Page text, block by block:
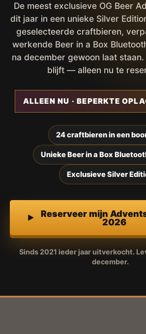
De meest exclusieve OG Beer
dit jaar in een unieke Silver
geselecteerde craftbieren,
werkende Beer in a Box
na december gewoon laat
blijft — alleen nu te
ALLEEN NU · BEPERKTE
24 craftbieren in een
Unieke Beer in a Box
Exclusieve Silver
Reserveer mijn
2026
Sinds 2021 ieder jaar uitverkocht.
december.